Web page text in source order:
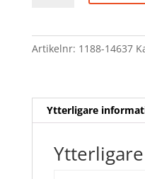
Artikelnr: 1188-14637
Ytterligare